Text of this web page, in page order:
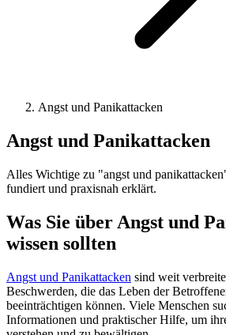
Angst und Panikattacken
Angst und Panikattacken
Alles Wichtige zu "angst und
fundiert und praxisnah erklärt.
Was Sie über Angst und
wissen sollten
Angst und Panikattacken sind weit
Beschwerden, die das Leben der
beeinträchtigen können. Viele Menschen
Informationen und praktischer Hilfe, um